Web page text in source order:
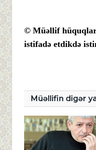
© Müəllif
istifadə etdikdə
Müəllifin digər